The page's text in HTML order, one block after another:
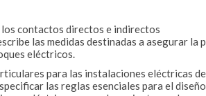
contactos directos e indirectos
las medidas destinadas a asegurar la
eléctricos.
para las instalaciones eléctricas
las reglas esenciales para el